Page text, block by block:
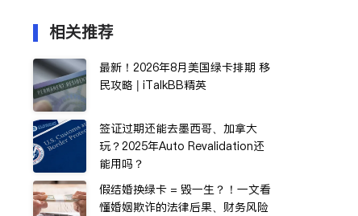
相关推荐
最新！2026年8月美国绿卡排期 移
民攻略 | iTalkBB精英
签证过期还能去墨西哥、加拿大
玩？2025年Auto Revalidation还
能用吗？
假结婚换绿卡 = 毁一生？！一文看
懂婚姻欺诈的法律后果、财务风险